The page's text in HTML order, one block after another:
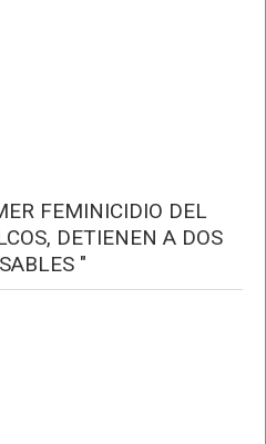
FEMINICIDIO DEL
DETIENEN A DOS
"